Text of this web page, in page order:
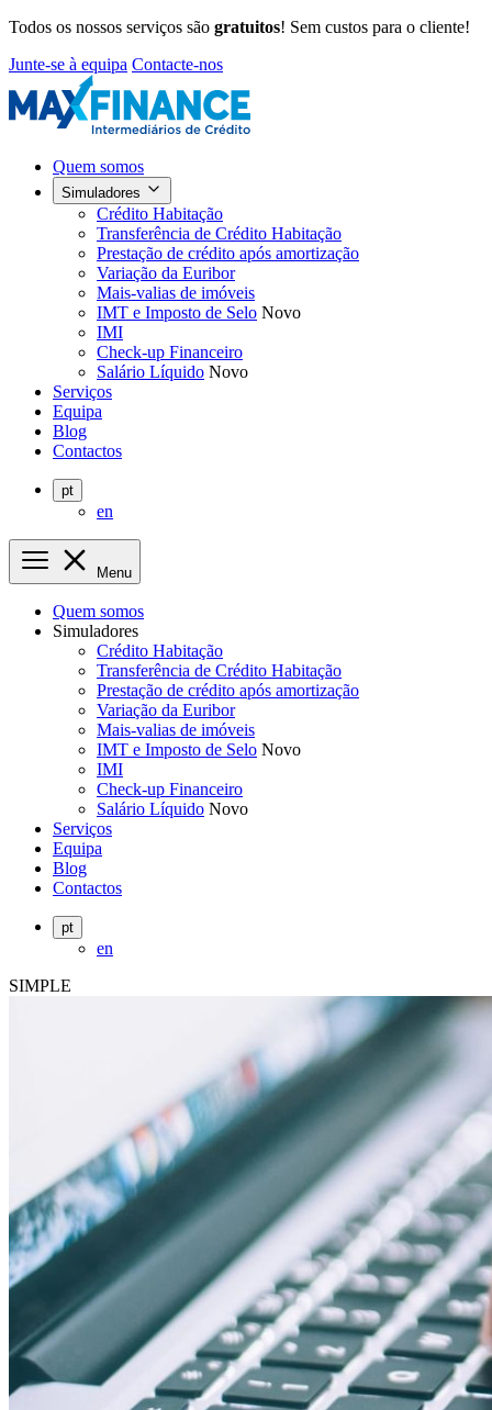
Todos os nossos serviços são gratuitos! Sem custos para o cliente!
Junte-se à equipa Contacte-nos
Quem somos
Simuladores
Crédito Habitação
Transferência de Crédito Habitação
Prestação de crédito após amortização
Variação da Euribor
Mais-valias de imóveis
IMT e Imposto de Selo Novo
IMI
Check-up Financeiro
Salário Líquido Novo
Serviços
Equipa
Blog
Contactos
pt
en
Menu
Quem somos
Simuladores
Crédito Habitação
Transferência de Crédito Habitação
Prestação de crédito após amortização
Variação da Euribor
Mais-valias de imóveis
IMT e Imposto de Selo Novo
IMI
Check-up Financeiro
Salário Líquido Novo
Serviços
Equipa
Blog
Contactos
pt
en
SIMPLE